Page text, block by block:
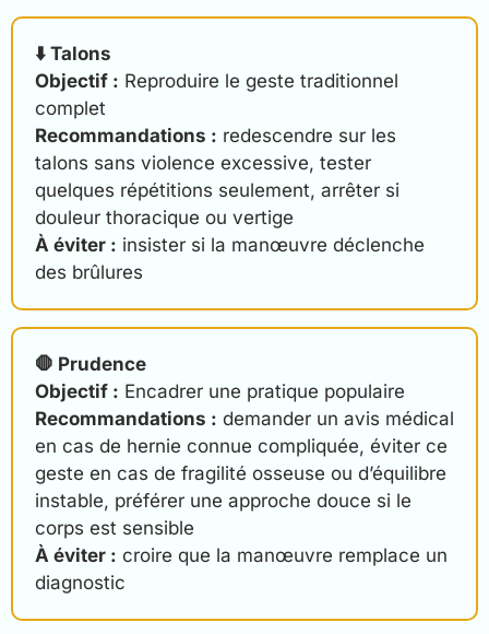
⬇️ Talons
Objectif : Reproduire le geste traditionnel
complet
Recommandations : redescendre sur les
talons sans violence excessive, tester
quelques répétitions seulement, arrêter si
douleur thoracique ou vertige
À éviter : insister si la manœuvre déclenche
des brûlures
🛑 Prudence
Objectif : Encadrer une pratique populaire
Recommandations : demander un avis médical
en cas de hernie connue compliquée, éviter ce
geste en cas de fragilité osseuse ou d’équilibre
instable, préférer une approche douce si le
corps est sensible
À éviter : croire que la manœuvre remplace un
diagnostic